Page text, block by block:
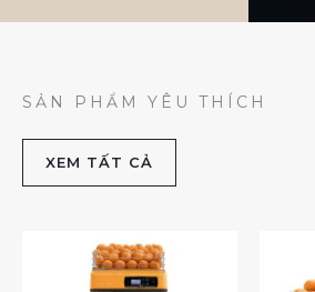
SẢN PHẨM YÊU THÍCH
XEM TẤT CẢ